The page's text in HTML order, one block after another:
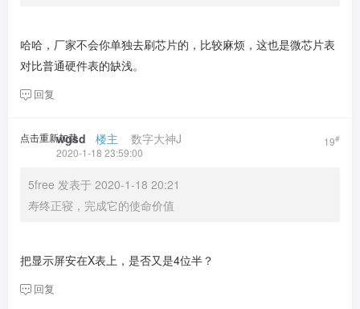
哈哈，厂家不会你单独去刷芯片的，比较麻烦，这也是微芯片表
对比普通硬件表的缺浅。
回复
点击重新加载 19#
wgsd 楼主 数字大神J
2020-1-18 23:59:00
5free 发表于 2020-1-18 20:21
寿终正寝，完成它的使命价值
把显示屏安在X表上，是否又是4位半？
回复